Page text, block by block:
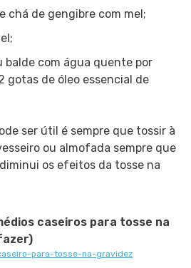
chá de gengibre com mel;
balde com água quente por
gotas de óleo essencial de
ser útil é sempre que tossir à
ou almofada sempre que
os efeitos da tosse na
caseiros para tosse na
para-tosse-na-gravidez